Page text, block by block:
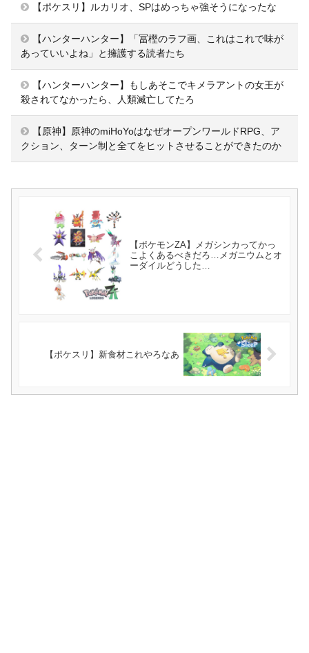
【ポケスリ】ルカリオ、SPはめっちゃ強そうになったな
【ハンターハンター】「冨樫のラフ画、これはこれで味が
あっていいよね」と擁護する読者たち
【ハンターハンター】もしあそこでキメラアントの女王が
殺されてなかったら、人類滅亡してたろ
【原神】原神のmiHoYoはなぜオープンワールドRPG、ア
クション、ターン制と全てをヒットさせることができたのか
【ポケモンZA】メガシンカってかっ
こよくあるべきだろ…メガニウムとオ
ーダイルどうした…
【ポケスリ】新食材これやろなあ